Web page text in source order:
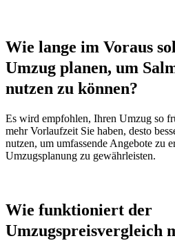
Wie lange im Voraus
Umzug planen, um
nutzen zu können?
Es wird empfohlen, Ihren Umzug so
mehr Vorlaufzeit Sie haben, desto
nutzen, um umfassende Angebote zu
Umzugsplanung zu gewährleisten.
Wie funktioniert der
Umzugspreisvergleich